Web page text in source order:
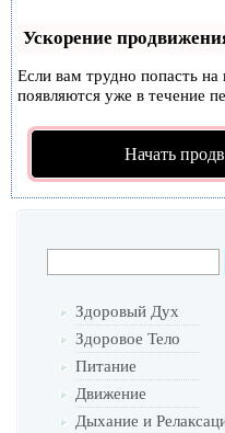
Ускорение
Если вам трудно попасть
появляются уже в течение
Начать
Здоровый Дух
Здоровое Тело
Питание
Движение
Дыхание и